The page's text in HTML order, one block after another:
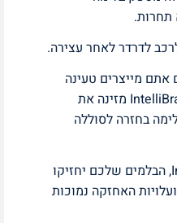
תחרות.
לדרדר לאחר עצירה.
מייצרים טעינה
לסוללה שלכם. טכנולוגיית IntelliBrake מזינה את
בחזרה לסוללה
בזכות טכנולוגית ל IntelliBrake, הבלמים שלכם יחזיקו
האחזקה נמוכות